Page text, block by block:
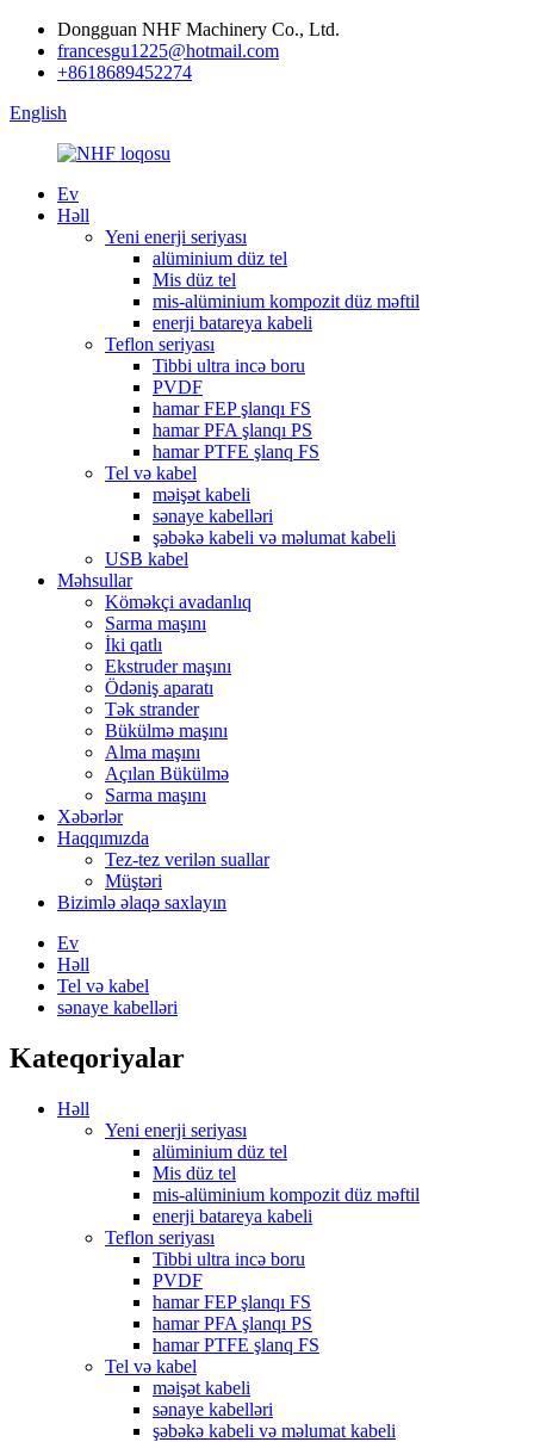
Dongguan NHF Machinery Co., Ltd.
francesgu1225@hotmail.com
+8618689452274
English
Ev
Həll
Yeni enerji seriyası
alüminium düz tel
Mis düz tel
mis-alüminium kompozit düz məftil
enerji batareya kabeli
Teflon seriyası
Tibbi ultra incə boru
PVDF
hamar FEP şlanqı FS
hamar PFA şlanqı PS
hamar PTFE şlanq FS
Tel və kabel
məişət kabeli
sənaye kabelləri
şəbəkə kabeli və məlumat kabeli
USB kabel
Məhsullar
Köməkçi avadanlıq
Sarma maşını
İki qatlı
Ekstruder maşını
Ödəniş aparatı
Tək strander
Bükülmə maşını
Alma maşını
Açılan Bükülmə
Sarma maşını
Xəbərlər
Haqqımızda
Tez-tez verilən suallar
Müştəri
Bizimlə əlaqə saxlayın
Ev
Həll
Tel və kabel
sənaye kabelləri
Kateqoriyalar
Həll
Yeni enerji seriyası
alüminium düz tel
Mis düz tel
mis-alüminium kompozit düz məftil
enerji batareya kabeli
Teflon seriyası
Tibbi ultra incə boru
PVDF
hamar FEP şlanqı FS
hamar PFA şlanqı PS
hamar PTFE şlanq FS
Tel və kabel
məişət kabeli
sənaye kabelləri
şəbəkə kabeli və məlumat kabeli